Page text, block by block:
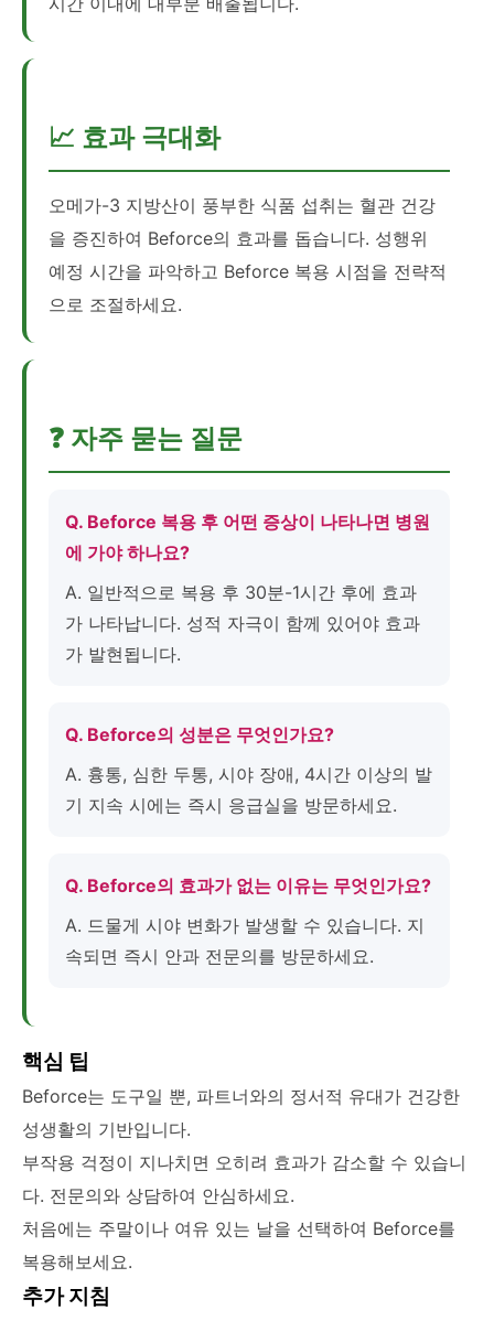
📈 효과 극대화
오메가-3 지방산이 풍부한 식품 섭취는 혈관 건강
을 증진하여 Beforce의 효과를 돕습니다. 성행위
예정 시간을 파악하고 Beforce 복용 시점을 전략적
으로 조절하세요.
❓ 자주 묻는 질문
Q. Beforce 복용 후 어떤 증상이 나타나면 병원
에 가야 하나요?
A. 일반적으로 복용 후 30분-1시간 후에 효과
가 나타납니다. 성적 자극이 함께 있어야 효과
가 발현됩니다.
Q. Beforce의 성분은 무엇인가요?
A. 흉통, 심한 두통, 시야 장애, 4시간 이상의 발
기 지속 시에는 즉시 응급실을 방문하세요.
Q. Beforce의 효과가 없는 이유는 무엇인가요?
A. 드물게 시야 변화가 발생할 수 있습니다. 지
속되면 즉시 안과 전문의를 방문하세요.
핵심 팁
Beforce는 도구일 뿐, 파트너와의 정서적 유대가 건강한
성생활의 기반입니다.
부작용 걱정이 지나치면 오히려 효과가 감소할 수 있습니
다. 전문의와 상담하여 안심하세요.
처음에는 주말이나 여유 있는 날을 선택하여 Beforce를
복용해보세요.
추가 지침